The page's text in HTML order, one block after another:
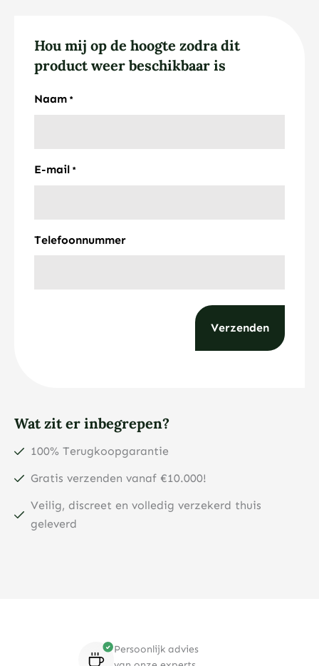
Hou mij op de hoogte zodra dit
product weer beschikbaar is
Naam *
E-mail *
Telefoonnummer
Wat zit er inbegrepen?
100% Terugkoopgarantie
Gratis verzenden vanaf €10.000!
Veilig, discreet en volledig verzekerd thuis
geleverd
Persoonlijk advies